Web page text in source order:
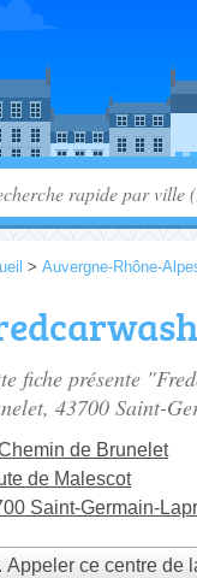
> Auvergne-Rhône-
fiche présente
, 43700 Saint-
de Brunelet
de Malescot
Saint-Germain-
Appeler ce centre de